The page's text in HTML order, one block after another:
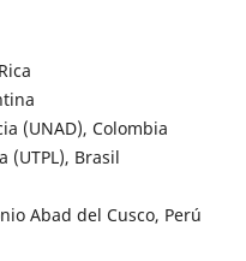
(UNAD), Colombia
(UTPL), Brasil
Abad del Cusco, Perú